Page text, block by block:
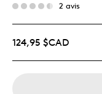
2 avis
124,95 $CAD